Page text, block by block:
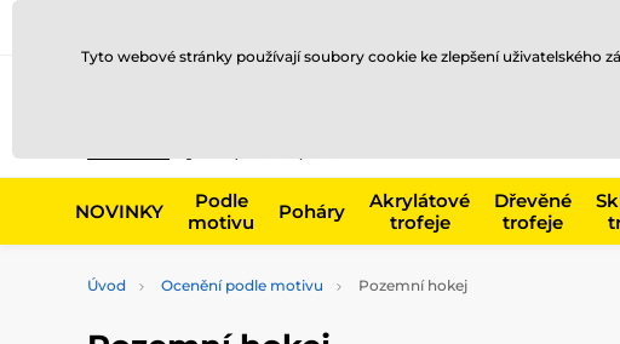
NOVINKY
Podle
motivu
Poháry
Akrylátové
trofeje
Dřevěné
trofeje
Úvod Ocenění podle motivu Pozemní hokej
Tyto webové stránky používají soubory cookie ke zlepšení uživatelského